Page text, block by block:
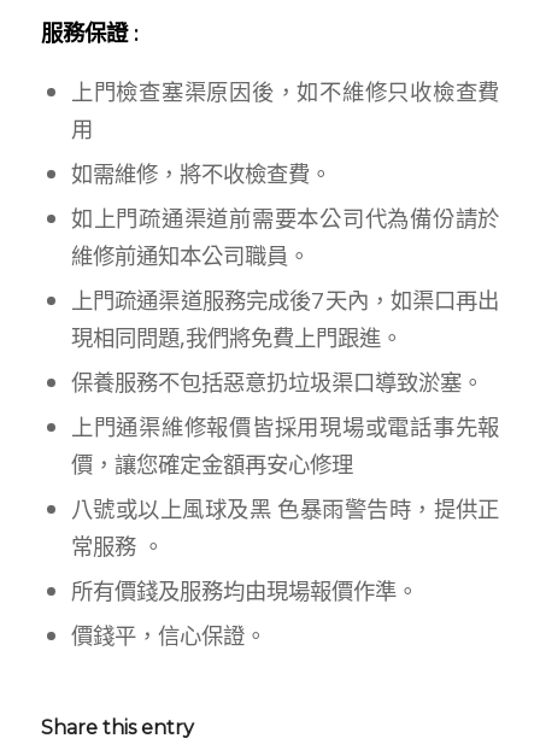
服務保證 :
上門檢查塞渠原因後，如不維修只收檢查費
用
如需維修，將不收檢查費。
如上門疏通渠道前需要本公司代為備份請於
維修前通知本公司職員。
上門疏通渠道服務完成後7天內，如渠口再出
現相同問題,我們將免費上門跟進。
保養服務不包括惡意扔垃圾渠口導致淤塞。
上門通渠維修報價皆採用現場或電話事先報
價，讓您確定金額再安心修理
八號或以上風球及黑 色暴雨警告時，提供正
常服務 。
所有價錢及服務均由現場報價作準。
價錢平，信心保證。
Share this entry